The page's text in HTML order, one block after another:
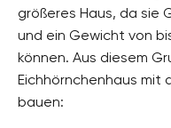
größeres Haus, da sie
und ein Gewicht von
können. Aus diesem
Eichhörnchenhaus
bauen: